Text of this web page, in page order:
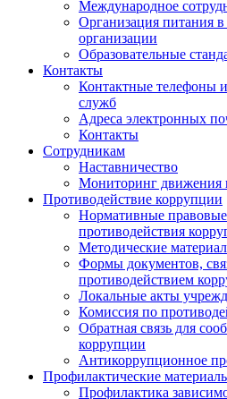
Международное
Организация питания в
организации
Образовательные
Контакты
Контактные телефоны
служб
Адреса электронных
Контакты
Сотрудникам
Наставничество
Мониторинг движения
Противодействие коррупции
Нормативные
противодействия
Методические
Формы документов,
противодействием
Локальные акты
Комиссия по
Обратная связь для
коррупции
Антикоррупционное
Профилактические
Профилактика